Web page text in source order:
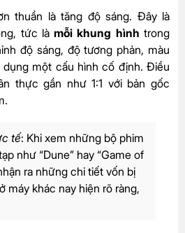
thuần là tăng độ sáng. Đây là
tức làmỗi khung hình trong
độ sáng, độ tương phản, màu
dụng một cấu hình cố định. Điều
thực gần như 1:1 với bản gốc
tế: Khi xem những bộ phim
như “Dune” hay “Game of
ra những chi tiết vốn bị
máy khác nay hiện rõ ràng,